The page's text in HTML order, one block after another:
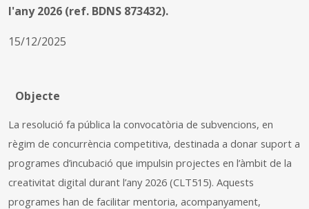
l'any 2026 (ref. BDNS 873432).
15/12/2025
Objecte
La resolució fa pública la convocatòria de subvencions, en
règim de concurrència competitiva, destinada a donar suport a
programes d’incubació que impulsin projectes en l’àmbit de la
creativitat digital durant l’any 2026 (CLT515). Aquests
programes han de facilitar mentoria, acompanyament,